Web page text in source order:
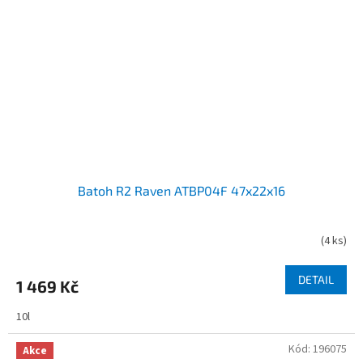
Batoh R2 Raven ATBP04F 47x22x16
(4 ks)
1 469 Kč DETAIL
10l
Akce Kód: 196075